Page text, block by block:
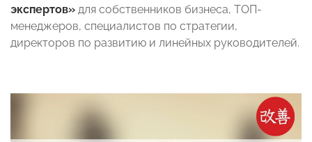
экспертов» для собственников бизнеса, ТОП-
менеджеров, специалистов по стратегии,
директоров по развитию и линейных руководителей.